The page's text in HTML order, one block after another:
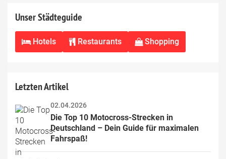
Unser Städteguide
Hotels Restaurants Shopping
Letzten Artikel
02.04.2026
Die Top 10 Motocross-Strecken in
Deutschland – Dein Guide für maximalen
Fahrspaß!